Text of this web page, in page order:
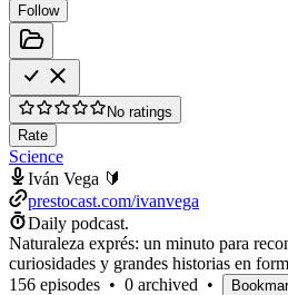
Follow
No ratings
Rate
Science
Iván Vega 🔰
prestocast.com/ivanvega
Daily podcast.
Naturaleza exprés: un minuto para
curiosidades y grandes historias en
156 episodes • 0 archived •